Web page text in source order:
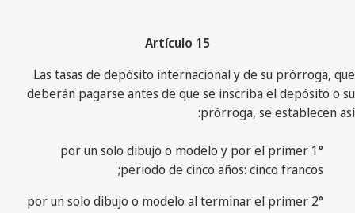
Artículo 15
Las tasas de depósito internacional y de su prórroga, que
deberán pagarse antes de que se inscriba el depósito o su
prórroga, se establecen así:
1° por un solo dibujo o modelo y por el primer
periodo de cinco años: cinco francos;
2° por un solo dibujo o modelo al terminar el primer